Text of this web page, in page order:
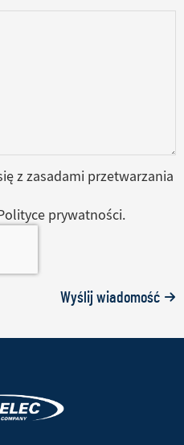
z zasadami przetwarzania
prywatności.
Wyślij wiadomość